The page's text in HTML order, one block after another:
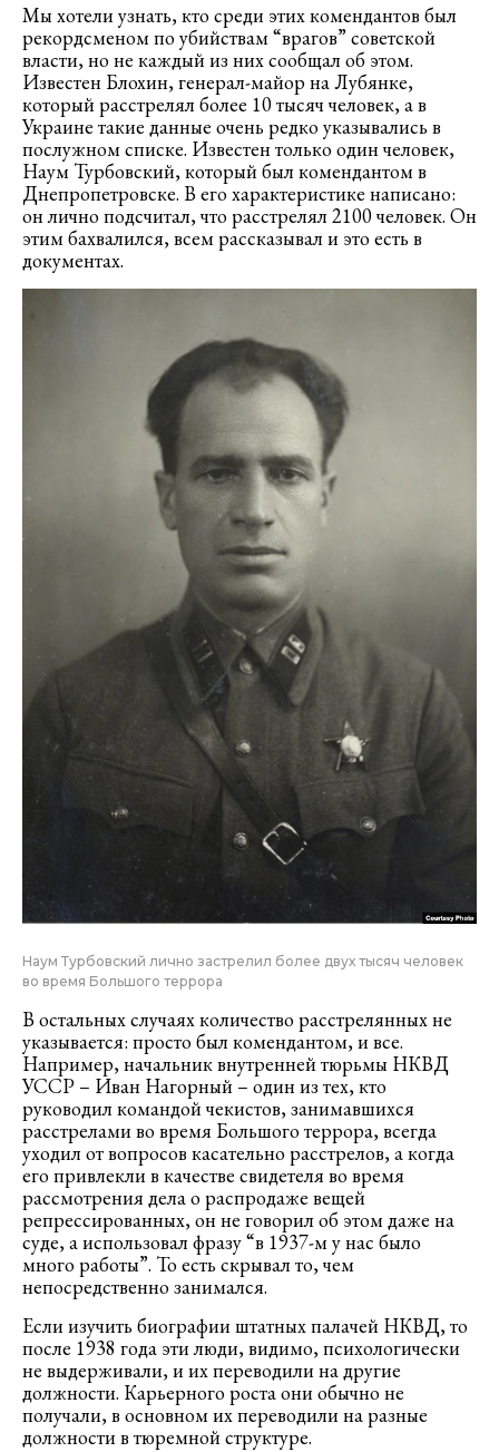
Мы хотели узнать, кто среди этих комендантов был
рекордсменом по убийствам “врагов” советской
власти, но не каждый из них сообщал об этом.
Известен Блохин, генерал-майор на Лубянке,
который расстрелял более 10 тысяч человек, а в
Украине такие данные очень редко указывались в
послужном списке. Известен только один человек,
Наум Турбовский, который был комендантом в
Днепропетровске. В его характеристике написано:
он лично подсчитал, что расстрелял 2100 человек. Он
этим бахвалился, всем рассказывал и это есть в
документах.
Наум Турбовский лично застрелил более двух тысяч человек
во время Большого террора
В остальных случаях количество расстрелянных не
указывается: просто был комендантом, и все.
Например, начальник внутренней тюрьмы НКВД
УССР – Иван Нагорный – один из тех, кто
руководил командой чекистов, занимавшихся
расстрелами во время Большого террора, всегда
уходил от вопросов касательно расстрелов, а когда
его привлекли в качестве свидетеля во время
рассмотрения дела о распродаже вещей
репрессированных, он не говорил об этом даже на
суде, а использовал фразу “в 1937-м у нас было
много работы”. То есть скрывал то, чем
непосредственно занимался.
Если изучить биографии штатных палачей НКВД, то
после 1938 года эти люди, видимо, психологически
не выдерживали, и их переводили на другие
должности. Карьерного роста они обычно не
получали, в основном их переводили на разные
должности в тюремной структуре.